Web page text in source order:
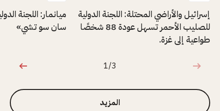
إسرائيل والأراضي المحتلة: اللجنة الدولية
للصليب الأحمر تسهل عودة 88 شخصًا
طواعية إلى غزة.
ميانمار: اللجنة
سان سو تشي»
1 من 3
1/3
المزيد